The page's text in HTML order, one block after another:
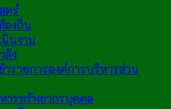
ตร์
งถิ่น
นินงาน
ลัง
ราชการองค์การบริหารส่วน
ารทรัพยากรบุคคล